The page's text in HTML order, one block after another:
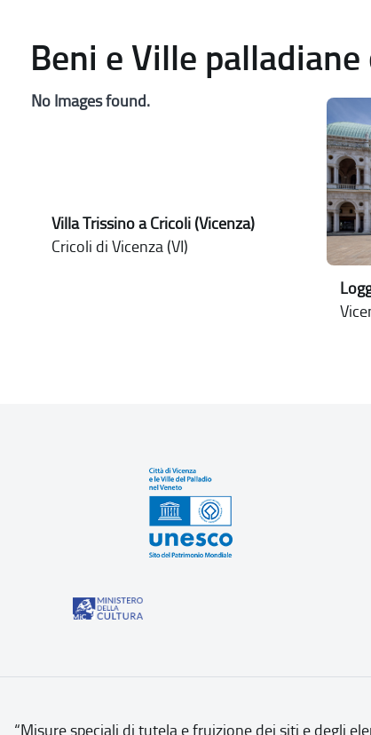
Beni e Ville palladiane
No Images found.
Villa Trissino a Cricoli (Vicenza)
Cricoli di Vicenza (VI)
“Misure speciali di tutela e fruizione dei siti e degli